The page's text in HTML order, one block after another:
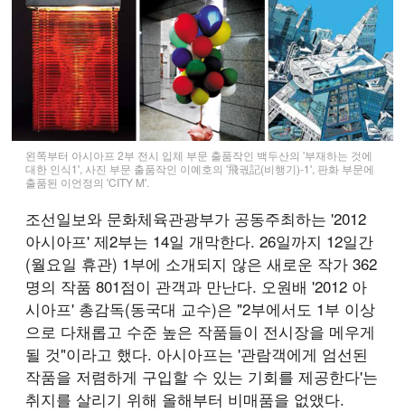
왼쪽부터 아시아프 2부 전시 입체 부문 출품작인 백두산의 '부재하는 것에
대한 인식1', 사진 부문 출품작인 이예호의 '飛궋記(비행기)-1', 판화 부문에
출품된 이언정의 'CITY M'.
조선일보와 문화체육관광부가 공동주최하는 '2012
아시아프' 제2부는 14일 개막한다. 26일까지 12일간
(월요일 휴관) 1부에 소개되지 않은 새로운 작가 362
명의 작품 801점이 관객과 만난다. 오원배 '2012 아
시아프' 총감독(동국대 교수)은 "2부에서도 1부 이상
으로 다채롭고 수준 높은 작품들이 전시장을 메우게
될 것"이라고 했다. 아시아프는 '관람객에게 엄선된
작품을 저렴하게 구입할 수 있는 기회를 제공한다'는
취지를 살리기 위해 올해부터 비매품을 없앴다.